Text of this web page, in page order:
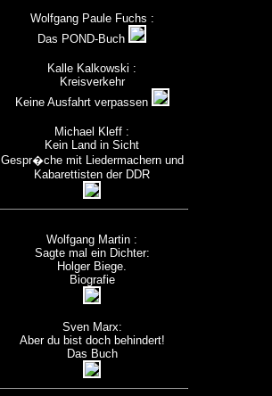
Wolfgang Paule Fuchs :
Das POND-Buch
Kalle Kalkowski :
Kreisverkehr
Keine Ausfahrt verpassen
Michael Kleff :
Kein Land in Sicht
Gespr�che mit Liedermachern und
Kabarettisten der DDR
Wolfgang Martin :
Sagte mal ein Dichter:
Holger Biege.
Biografie
Sven Marx:
Aber du bist doch behindert!
Das Buch